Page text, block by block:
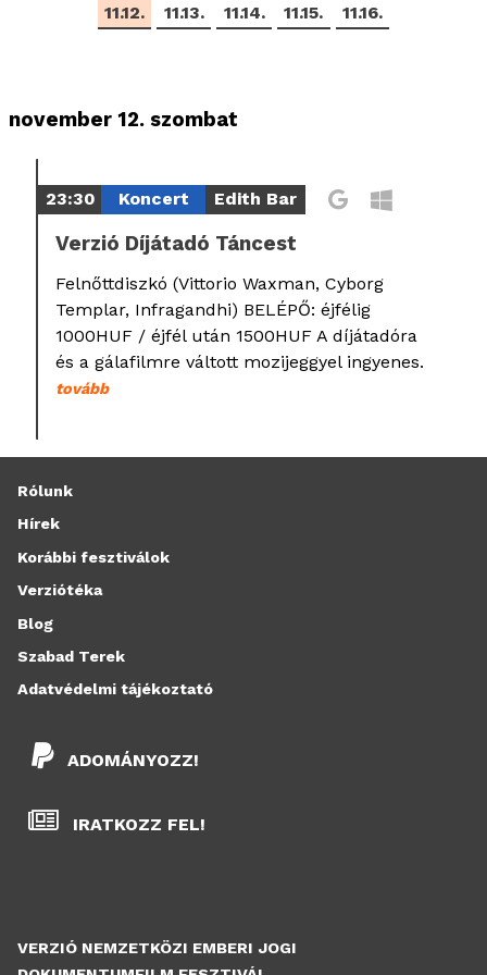
11.12.
11.13. 11.14. 11.15. 11.16.
november 12. szombat
23:30 Koncert Edith Bar
Verzió Díjátadó Táncest
Felnőttdiszkó (Vittorio Waxman, Cyborg
Templar, Infragandhi) BELÉPŐ: éjfélig
1000HUF / éjfél után 1500HUF A díjátadóra
és a gálafilmre váltott mozijeggyel ingyenes.
tovább
VERZIÓ NEMZETKÖZI EMBERI JOGI
ADOMÁNYOZZ!
IRATKOZZ FEL!
Rólunk
Hírek
Korábbi fesztiválok
Verziótéka
Blog
Szabad Terek
Adatvédelmi tájékoztató